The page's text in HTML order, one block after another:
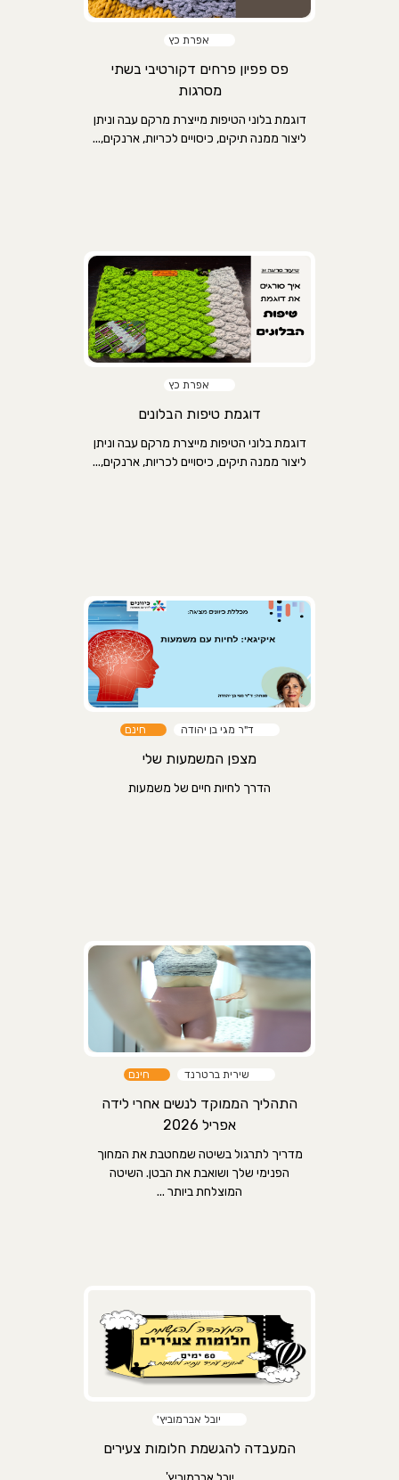
אפרת כץ
פס פפיון פרחים דקורטיבי בשתי
מסרגות
דוגמת בלוני הטיפות מייצרת מרקם עבה וניתן
ליצור ממנה תיקים, כיסויים לכריות, ארנקים,...
אפרת כץ
דוגמת טיפות הבלונים
דוגמת בלוני הטיפות מייצרת מרקם עבה וניתן
ליצור ממנה תיקים, כיסויים לכריות, ארנקים,...
ד"ר מגי בן יהודה חינם
מצפן המשמעות שלי
הדרך לחיות חיים של משמעות
שירית ברטרנד חינם
התהליך הממוקד לנשים אחרי לידה
אפריל 2026
מדריך לתרגול בשיטה שמחטבת את המחוך
הפנימי שלך ושואבת את הבטן. השיטה
המוצלחת ביותר ...
יובל אברמוביץ'
המעבדה להגשמת חלומות צעירים